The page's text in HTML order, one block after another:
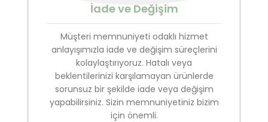
İade ve Değişim
Müşteri memnuniyeti odaklı hizmet
anlayışımızla iade ve değişim süreçlerini
kolaylaştırıyoruz. Hatalı veya
beklentilerinizi karşılamayan ürünlerde
sorunsuz bir şekilde iade veya değişim
yapabilirsiniz. Sizin memnuniyetiniz bizim
için önemli.